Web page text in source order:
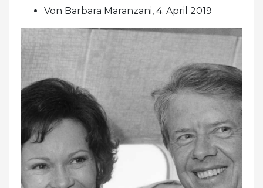
Von Barbara Maranzani, 4. April 2019